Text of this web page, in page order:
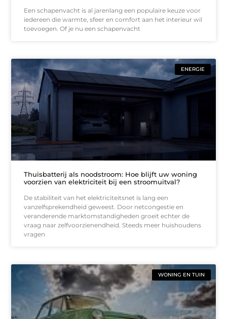
Een schapenvacht is al jarenlang een populaire keuze voor
iedereen die warmte, sfeer en comfort aan het interieur wil
toevoegen. Of je nu een schapenvacht
ENERGIE
Thuisbatterij als noodstroom: Hoe blijft uw woning
voorzien van elektriciteit bij een stroomuitval?
De stabiliteit van het elektriciteitsnet is lang een
vanzelfsprekendheid geweest. Door netcongestie en
veranderende marktomstandigheden groeit echter de
vraag naar zelfvoorzienendheid. Steeds meer huishoudens
vragen
WONING EN TUIN